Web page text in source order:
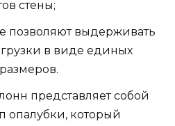
стены;
позволяют выдерживать
в виде единых
представляет собой
опалубки, который